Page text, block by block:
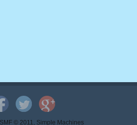
SMF © 2011, Simple Machines